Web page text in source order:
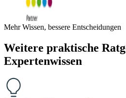
Mehr Wissen, bessere Entscheidungen
Weitere praktische
Expertenwissen